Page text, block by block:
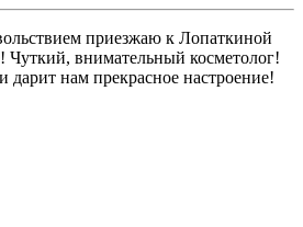
приезжаю к Лопаткиной
внимательный косметолог!
дарит нам прекрасное настроение!